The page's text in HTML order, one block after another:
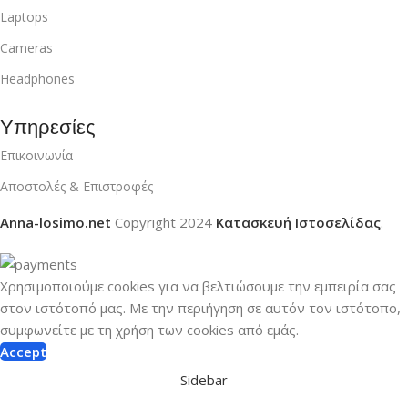
Laptops
Cameras
Headphones
Υπηρεσίες
Επικοινωνία
Αποστολές & Επιστροφές
Anna-losimo.net Copyright 2024 Κατασκευή Ιστοσελίδας.
Χρησιμοποιούμε cookies για να βελτιώσουμε την εμπειρία σας
στον ιστότοπό μας. Με την περιήγηση σε αυτόν τον ιστότοπο,
συμφωνείτε με τη χρήση των cookies από εμάς.
Accept
Sidebar